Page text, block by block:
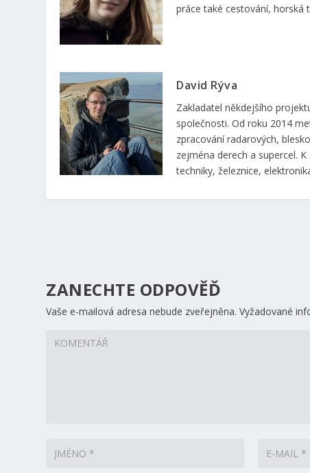
práce také cestování, horská
David Rýva
Zakladatel někdejšího
společnosti. Od roku 2014
zpracování radarových,
zejména derech a supercel.
techniky, železnice,
ZANECHTE ODPOVĚĎ
Vaše e-mailová adresa nebude zveřejněna. Vyžadované